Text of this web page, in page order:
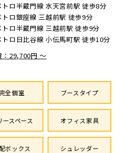
トロ半蔵門線 水天宮前駅 徒歩8分
トロ銀座線 三越前駅 徒歩9分
トロ半蔵門線 三越前駅 徒歩9分
トロ日比谷線 小伝馬町駅 徒歩10分
：29,700円 ～
全個室 ブースタイプ
ースペース オフィス家具
ボックス シュレッダー